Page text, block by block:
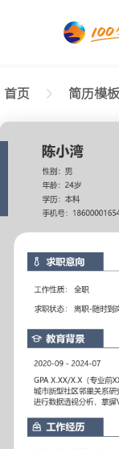
首页 简历模板
正在查看3-5
陈小湾
性别: 男年龄: 26 学
邮箱:
求职意向
工作性质: 全职应聘
求职状态: 离职-随